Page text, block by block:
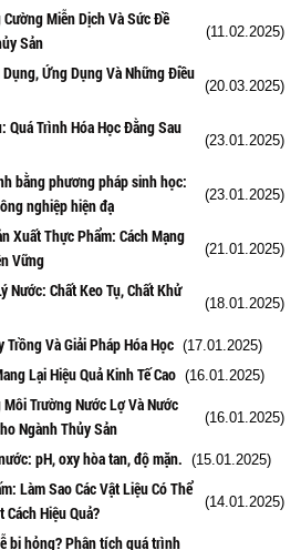
Miễn Dịch Và Sức Đề
Sản
(11.02.2025)
Ứng Dụng Và Những Điều
(20.03.2025)
Quá Trình Hóa Học Đằng Sau
(23.01.2025)
bằng phương pháp sinh học:
nghiệp hiện đạ
(23.01.2025)
Xuất Thực Phẩm: Cách Mạng
Vững
(21.01.2025)
Nước: Chất Keo Tụ, Chất Khử
(18.01.2025)
Trồng Và Giải Pháp Hóa Học (17.01.2025)
Lại Hiệu Quả Kinh Tế Cao (16.01.2025)
Trường Nước Lợ Và Nước
Ngành Thủy Sản
(16.01.2025)
pH, oxy hòa tan, độ mặn. (15.01.2025)
Làm Sao Các Vật Liệu Có Thể
Hiệu Quả?
(14.01.2025)
bị hỏng? Phân tích quá trình